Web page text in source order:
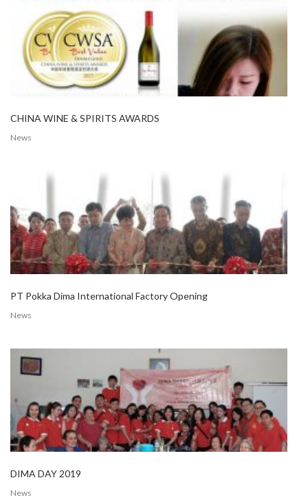
CHINA WINE & SPIRITS AWARDS
News
PT Pokka Dima International Factory Opening
News
DIMA DAY 2019
News